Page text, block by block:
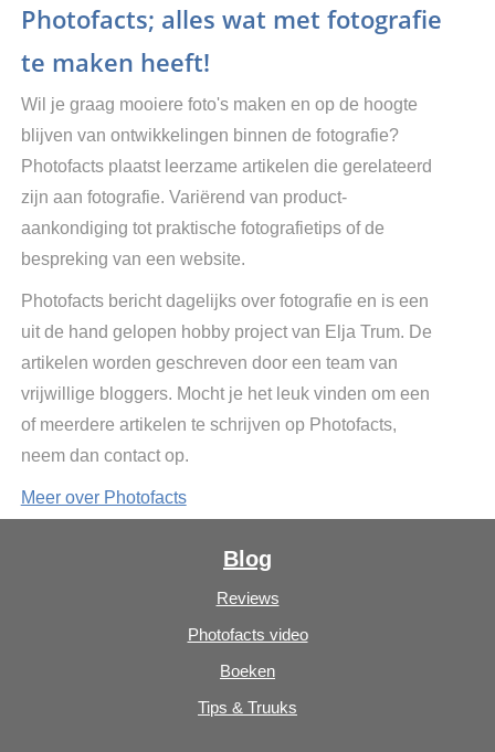
Photofacts; alles wat met fotografie
te maken heeft!
Wil je graag mooiere foto's maken en op de hoogte
blijven van ontwikkelingen binnen de fotografie?
Photofacts plaatst leerzame artikelen die gerelateerd
zijn aan fotografie. Variërend van product-
aankondiging tot praktische fotografietips of de
bespreking van een website.
Photofacts bericht dagelijks over fotografie en is een
uit de hand gelopen hobby project van Elja Trum. De
artikelen worden geschreven door een team van
vrijwillige bloggers. Mocht je het leuk vinden om een
of meerdere artikelen te schrijven op Photofacts,
neem dan contact op.
Meer over Photofacts
Blog
Reviews
Photofacts video
Boeken
Tips & Truuks